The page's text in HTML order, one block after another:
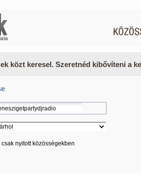
közt keresel. Szeretnéd kibővíteni a
csak nyitott közösségekben